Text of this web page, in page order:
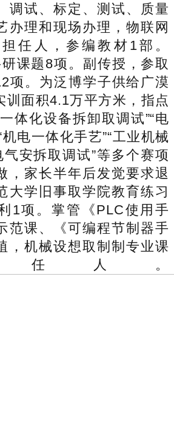
调试、标定、测试、质量
办理和现场办理，物联网
任人，参编教材1部。
课题8项。副传授，参取
项。为泛博学子供给广漠
训面积4.1万平方米，指点
体化设备拆卸取调试”“电
电一体化手艺”“工业机械
气安拆取调试”等多个赛项
，家长半年后发觉要求退
大学旧事取学院教育练习
1项。掌管《PLC使用手
范课、《可编程节制器手
，机械设想取制制专业课
任人。